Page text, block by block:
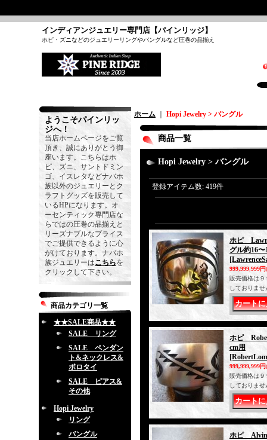
インディアンジュエリー専門店【パインリッジ】
ホピ・ズニなどのジュエリーリングやバングルなど圧巻の品揃え
ようこそパインリッ
ジへ！
当店ホームページをご覧
頂き、誠にありがとう御
座います。こちらはホ
ピ、ズニ、サントドミン
ゴ、イスレタなどナバホ
族以外のジュエリーとク
ラフトグッズを販売して
いるHPになります。オ
ーセンティック専門店な
らではの圧巻の品揃えと
リーズナブルなプライス
でご提供できるように心
がけております。ナバホ
族ジュエリーはこちらを
クリックして下さい。
商品カテゴリ一覧
★★SALE商品★★
SALE リング
SALE ペンダン
ト&ネックレス&
ボロタイ
SALE ピアス&
その他
Hopi Jewelry
リング
バングル
ホーム Hopi Jewelry > バングル
商品一覧
Hopi Jewelry > バングル
登録アイテム数: 419件
ホピ
グル約16〜
999,999,999円
販売価格は
しておりま
ホピ
cm用
999,999,999円
販売価格は
しておりま
ホピ Alvin